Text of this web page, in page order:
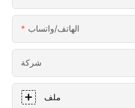
الهاتف/واتساب
شركة
ملف